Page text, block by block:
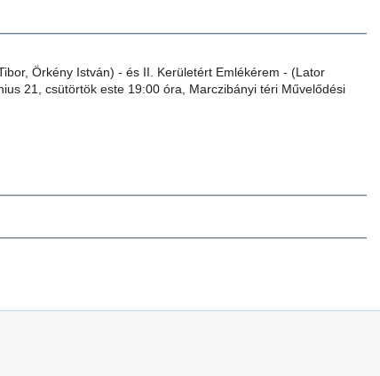
Örkény István) - és II. Kerületért Emlékérem - (Lator
21, csütörtök este 19:00 óra, Marczibányi téri Művelődési